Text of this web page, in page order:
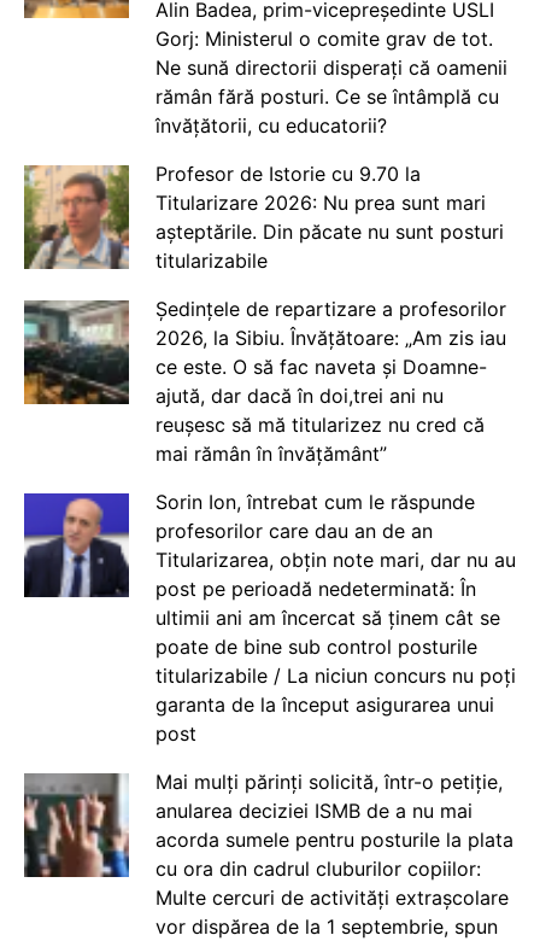
Alin Badea, prim-vicepreședinte USLI
Gorj: Ministerul o comite grav de tot.
Ne sună directorii disperați că oamenii
rămân fără posturi. Ce se întâmplă cu
învățătorii, cu educatorii?
Profesor de Istorie cu 9.70 la
Titularizare 2026: Nu prea sunt mari
așteptările. Din păcate nu sunt posturi
titularizabile
Ședințele de repartizare a profesorilor
2026, la Sibiu. Învățătoare: „Am zis iau
ce este. O să fac naveta și Doamne-
ajută, dar dacă în doi,trei ani nu
reușesc să mă titularizez nu cred că
mai rămân în învățământ”
Sorin Ion, întrebat cum le răspunde
profesorilor care dau an de an
Titularizarea, obțin note mari, dar nu au
post pe perioadă nedeterminată: În
ultimii ani am încercat să ținem cât se
poate de bine sub control posturile
titularizabile / La niciun concurs nu poți
garanta de la început asigurarea unui
post
Mai mulți părinți solicită, într-o petiție,
anularea deciziei ISMB de a nu mai
acorda sumele pentru posturile la plata
cu ora din cadrul cluburilor copiilor:
Multe cercuri de activități extrașcolare
vor dispărea de la 1 septembrie, spun